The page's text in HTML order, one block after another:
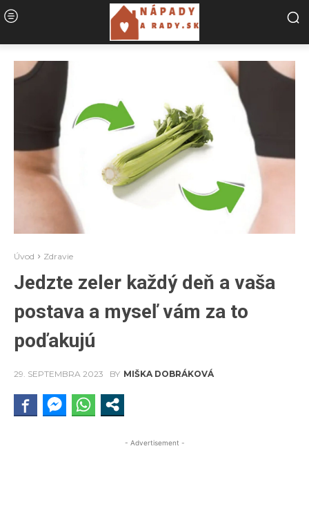
Úvod Zdravie
Jedzte zeler každý deň a vaša
postava a myseľ vám za to
poďakujú
29. SEPTEMBRA 2023 BY MIŠKA DOBRÁKOVÁ
- Advertisement -